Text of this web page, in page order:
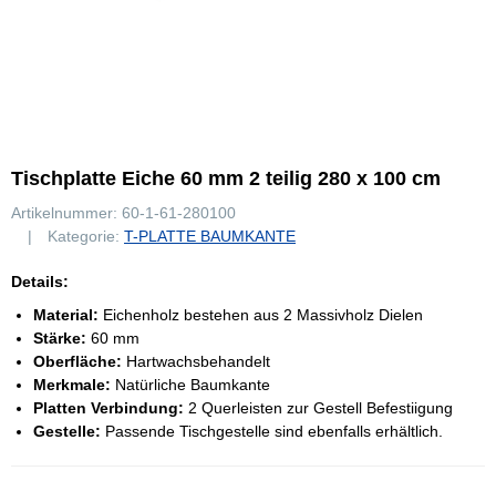
Tischplatte Eiche 60 mm 2 teilig 280 x 100 cm
Artikelnummer: 60-1-61-280100
Kategorie: T-PLATTE BAUMKANTE
Details:
Material: Eichenholz bestehen aus 2 Massivholz Dielen
Stärke: 60 mm
Oberfläche: Hartwachsbehandelt
Merkmale: Natürliche Baumkante
Platten Verbindung: 2 Querleisten zur Gestell Befestiigung
Gestelle: Passende Tischgestelle sind ebenfalls erhältlich.